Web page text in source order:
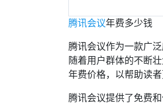
腾讯会议年费多少钱
腾讯会议作为一款广
随着用户群体的不断
年费价格，以帮助读
腾讯会议提供了免费